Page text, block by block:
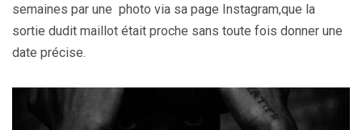
semaines par une photo via sa page Instagram,que la
sortie dudit maillot était proche sans toute fois donner une
date précise.